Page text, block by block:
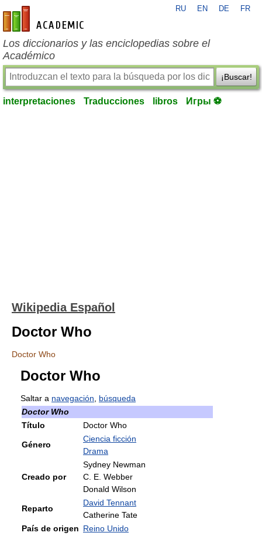
es-academic.com
RU EN DE FR
Los diccionarios y las enciclopedias sobre el
Académico
¡Buscar!
interpretaciones Traducciones libros Игры ⚽
Wikipedia Español
Doctor Who
Doctor Who
Doctor Who
Saltar a navegación
búsqueda
Doctor Who
Título
Doctor Who
Género
Ciencia ficción
Drama
Creado por
Sydney Newman
C. E. Webber
Donald Wilson
Reparto
David Tennant
Catherine Tate
País de origen Reino Unido